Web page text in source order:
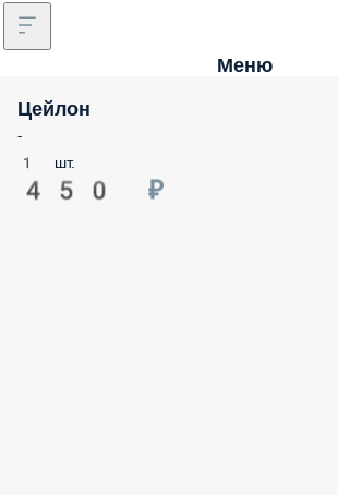
Меню
Цейлон
-
1 шт.
450 ₽